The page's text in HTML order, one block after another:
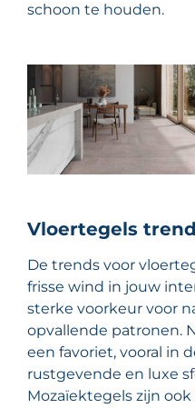
schoon te houden.
Vloertegels
De trends voor
frisse wind in jouw
sterke voorkeur voor
opvallende patronen.
een favoriet, vooral in
rustgevende en luxe
Mozaïektegels zijn